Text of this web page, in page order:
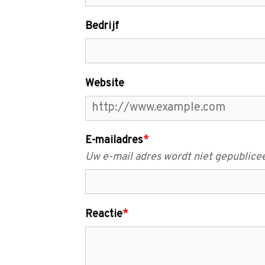
Bedrijf
Website
E-mailadres*
Uw e-mail adres wordt niet
Reactie*